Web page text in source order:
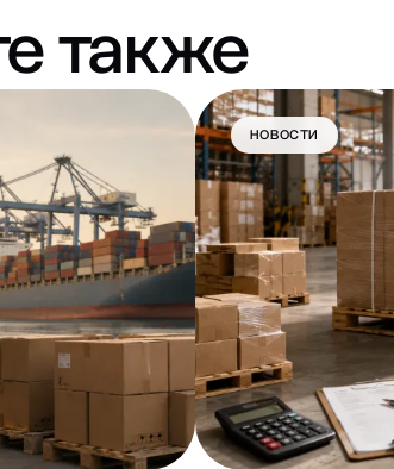
также
НОВОСТИ